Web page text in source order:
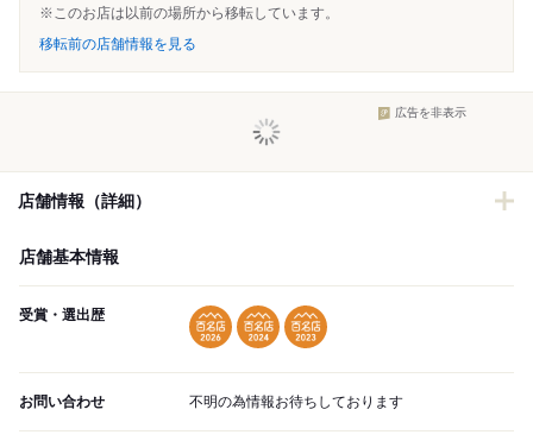
※このお店は以前の場所から移転しています。
移転前の店舗情報を見る
広告を非表示
店舗情報（詳細）
店舗基本情報
受賞・選出歴
お問い合わせ 不明の為情報お待ちしております